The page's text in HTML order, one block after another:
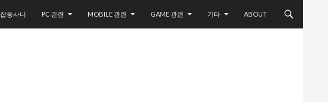
잡동사니 PC 관련 MOBILE 관련 GAME 관련 기타 ABOUT